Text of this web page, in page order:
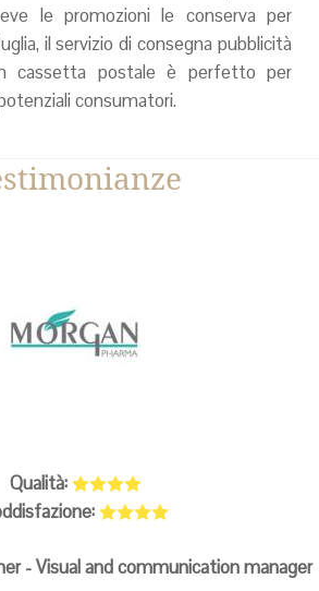
le promozioni le conserva per
il servizio di consegna pubblicità
cassetta postale è perfetto per
consumatori.
Qualità:
- Visual and communication manager